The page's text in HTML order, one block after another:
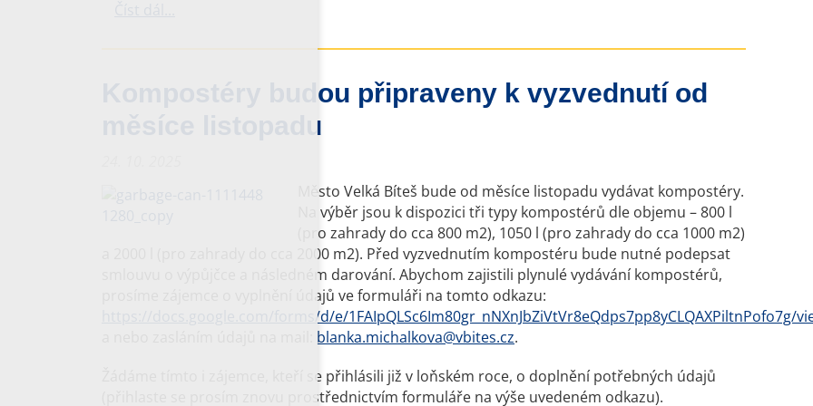
Kompostéry budou připraveny k vyzvednutí od
měsíce listopadu
Město Velká Bíteš bude od měsíce listopadu vydávat kompostéry.
Na výběr jsou k dispozici tři typy kompostérů dle objemu – 800 l
(pro zahrady do cca 800 m2), 1050 l (pro zahrady do cca 1000 m2)
a 2000 l (pro zahrady do cca 2000 m2). Před vyzvednutím kompostéru bude nutné podepsat
smlouvu o výpůjčce a následném darování. Abychom zajistili plynulé vydávání kompostérů,
prosíme zájemce o vyplnění údajů ve formuláři na tomto odkazu:
https://docs.google.com/forms/d/e/1FAIpQLSc6Im80gr_nNXnJbZiVtVr8eQdps7pp8yCLQAXPiltnPofo7g/
blanka.michalkova@vbites.cz.
Žádáme tímto i zájemce, kteří se přihlásili již v loňském roce, o doplnění potřebných údajů
(přihlaste se prosím znovu prostřednictvím formuláře na výše uvedeném odkazu).